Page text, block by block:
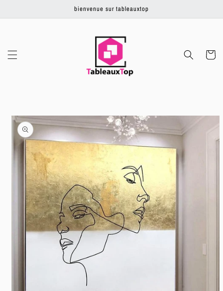
contenu
bienvenue sur tableauxtop
Panier
Passer aux
informations
produits